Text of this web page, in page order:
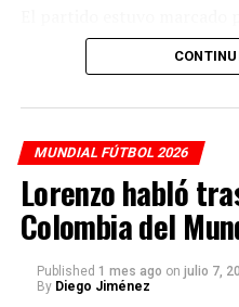
disputarán la gran final
📞 WhatsApp directo:
👉https://wa.me/
📺 YouTube:
👉https://
entre ambas selecciones.
tuvo oportunidades
clasificación,
logró superar la resistencia
Kobel.
La definición desde los
favoreciendo a Suiza, que
cuartos de final del Mundial
MUNDIAL FÚTBOL 2026
Lorenzo habló
Colombia del
Published 1 mes ago on julio 7,
By Diego Jiménez